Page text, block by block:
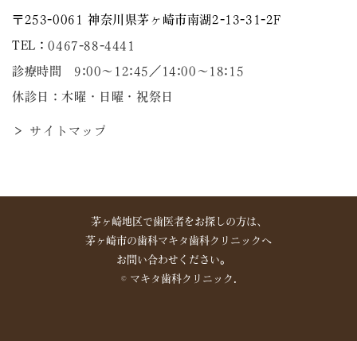
〒253-0061 神奈川県茅ヶ崎市南湖2-13-31-2F
TEL：0467-88-4441
診療時間 9:00～12:45／14:00〜18:15
休診日：木曜・日曜・祝祭日
＞ サイトマップ
茅ヶ崎地区で歯医者をお探しの方は、
茅ヶ崎市の歯科マキタ歯科クリニックへ
お問い合わせください。
©︎ マキタ歯科クリニック.